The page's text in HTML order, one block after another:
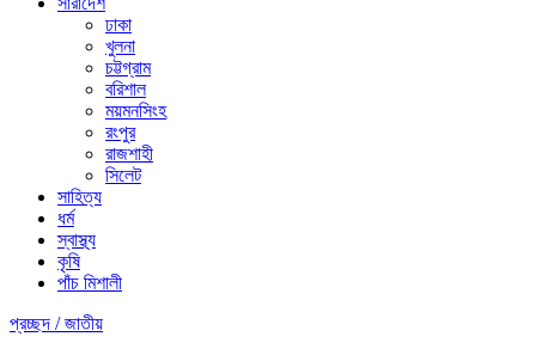
ঢাকা
খুলনা
চট্টগ্রাম
বরিশাল
ময়মনসিংহ
রংপুর
রাজশাহী
সিলেট
সাহিত্য
ধর্ম
স্বাস্থ্য
কৃষি
পাঁচ মিশালী
প্রচ্ছদ /জাতীয়